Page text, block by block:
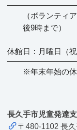
（ボランティ
後9時まで）
休館日：月曜日（
※年末年始の
長久手市児童発達
〒480-1102 長